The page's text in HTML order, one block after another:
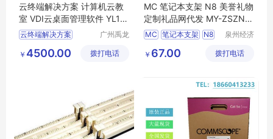
云终端解决方案 计算机云教
室 VDI云桌面管理软件 YL10
7 禹龙云
云终端解决方案
电脑共享器
广州禹龙
有限公司
￥ 4500.00 拨打电话
MC 笔记本支架 N8 美誉礼物
定制礼品网代发 MY-ZSZN-L
5-04
MC 笔记本支架 N8
L5 04
泉州经济
区美誉商
￥ 67.00 拨打电话